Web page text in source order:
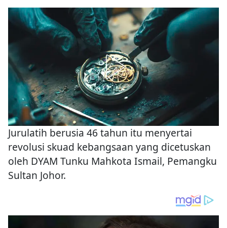
Jurulatih berusia 46 tahun itu menyertai
revolusi skuad kebangsaan yang dicetuskan
oleh DYAM Tunku Mahkota Ismail, Pemangku
Sultan Johor.